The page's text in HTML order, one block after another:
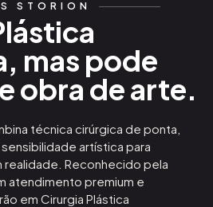
STORION
mas pode
obra de arte.
técnica cirúrgica de ponta,
artística para
realidade. Reconhecido pela
atendimento premium e
em Cirurgia Plástica